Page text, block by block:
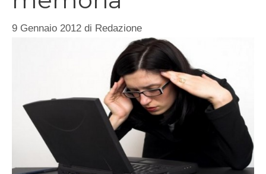
9 Gennaio 2012 di Redazione